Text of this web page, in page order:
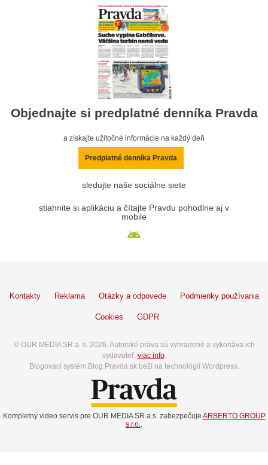
Objednajte si predplatné denníka Pravda
a získajte užitočné informácie na každý deň
Predplatné denníka Pravda
sledujte naše sociálne siete
stiahnite si aplikáciu a čítajte Pravdu pohodlne aj v
mobile
Kontakty Reklama Otázky a odpovede Podmienky používania
Cookies GDPR
© OUR MEDIA SR a. s. 2026. Autorské práva sú vyhradené a vykonáva ich
vydavateľ, viac info.
Blogovací systém Blog.Pravda.sk beží na technológií Wordpress.
Kompletný video servis pre OUR MEDIA SR a.s. zabezpečuje ARBERTO GROUP
s.r.o.